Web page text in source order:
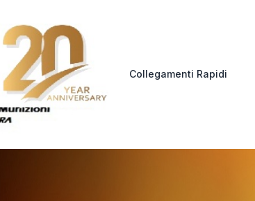
Collegamenti Rapidi